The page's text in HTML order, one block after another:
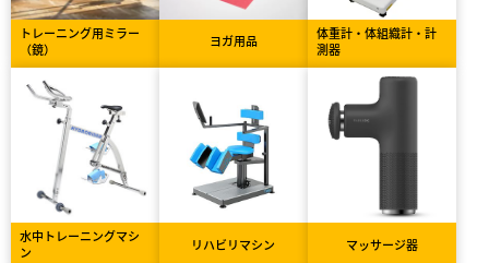
トレーニング用ミラー
（鏡）
ヨガ用品
体重計・体組織計・計
測器
水中トレーニングマシ
ン
リハビリマシン マッサージ器